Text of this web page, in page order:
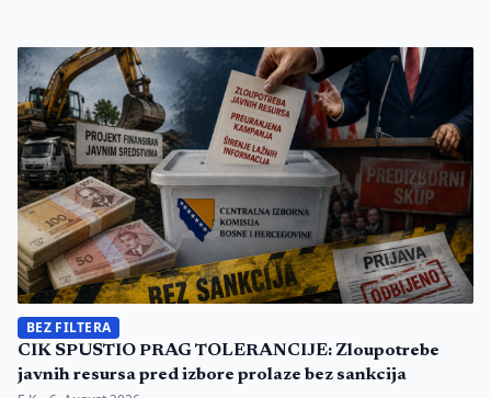
BEZ FILTERA
CIK SPUSTIO PRAG TOLERANCIJE: Zloupotrebe
javnih resursa pred izbore prolaze bez sankcija